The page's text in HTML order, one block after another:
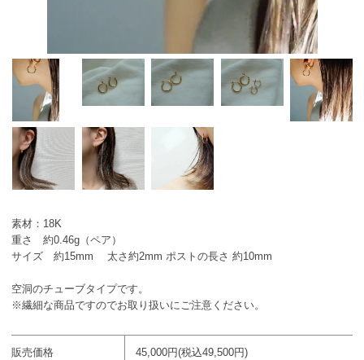
素材：18K
重さ 約0.46g（ペア）
サイズ 約15mm 太さ約2mm ポストの長さ 約10mm
空洞のチューブタイプです。
※繊細な商品ですのでお取り扱いにご注意ください。
販売価格 45,000円(税込49,500円)